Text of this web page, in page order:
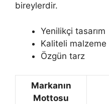
bireylerdir.
Yenilikçi tasarım
Kaliteli malzeme
Özgün tarz
Markanın
Mottosu